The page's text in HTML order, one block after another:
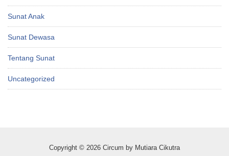
Sunat Anak
Sunat Dewasa
Tentang Sunat
Uncategorized
Copyright © 2026 Circum by Mutiara Cikutra